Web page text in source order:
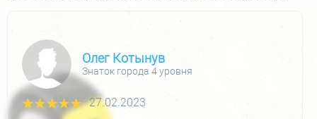
Наталья И
Знаток города 5 уровня
24.01.2023